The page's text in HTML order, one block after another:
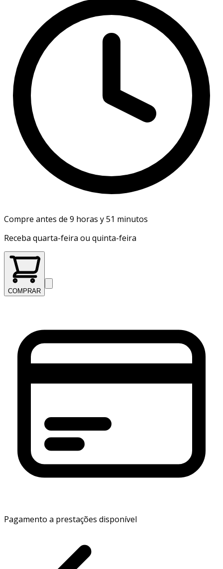
Compre antes de 9 horas y 51 minutos
Receba quarta-feira ou quinta-feira
COMPRAR
Pagamento a prestações disponível